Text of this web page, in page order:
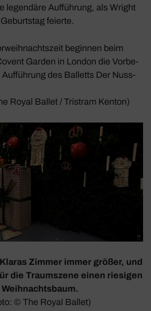
legen­däre Auffüh­rung, als Wright
feierte.
beginnen beim
Garden in London die Vorbe­
des Balletts Der Nuss­
Royal Ballet / Tristram Kenton)
Zimmer immer größer, und
die Traum­szene einen riesigen
Weih­nachts­baum.
© The Royal Ballet)